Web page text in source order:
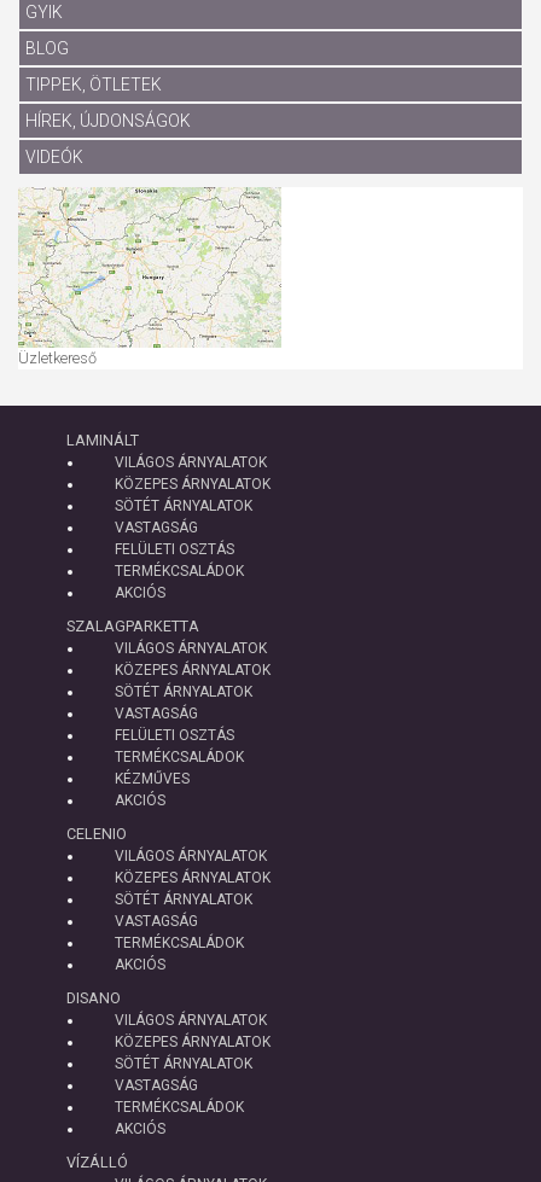
GYIK
BLOG
TIPPEK, ÖTLETEK
HÍREK, ÚJDONSÁGOK
VIDEÓK
Üzletkereső
LAMINÁLT
VILÁGOS ÁRNYALATOK
KÖZEPES ÁRNYALATOK
SÖTÉT ÁRNYALATOK
VASTAGSÁG
FELÜLETI OSZTÁS
TERMÉKCSALÁDOK
AKCIÓS
SZALAGPARKETTA
VILÁGOS ÁRNYALATOK
KÖZEPES ÁRNYALATOK
SÖTÉT ÁRNYALATOK
VASTAGSÁG
FELÜLETI OSZTÁS
TERMÉKCSALÁDOK
KÉZMŰVES
AKCIÓS
CELENIO
VILÁGOS ÁRNYALATOK
KÖZEPES ÁRNYALATOK
SÖTÉT ÁRNYALATOK
VASTAGSÁG
TERMÉKCSALÁDOK
AKCIÓS
DISANO
VILÁGOS ÁRNYALATOK
KÖZEPES ÁRNYALATOK
SÖTÉT ÁRNYALATOK
VASTAGSÁG
TERMÉKCSALÁDOK
AKCIÓS
VÍZÁLLÓ